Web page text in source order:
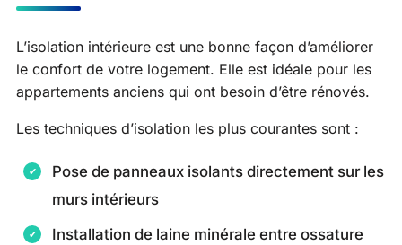
L’isolation intérieure est une bonne façon d’améliorer
le confort de votre logement. Elle est idéale pour les
appartements anciens qui ont besoin d’être rénovés.
Les techniques d’isolation les plus courantes sont :
Pose de panneaux isolants directement sur les
murs intérieurs
Installation de laine minérale entre ossature